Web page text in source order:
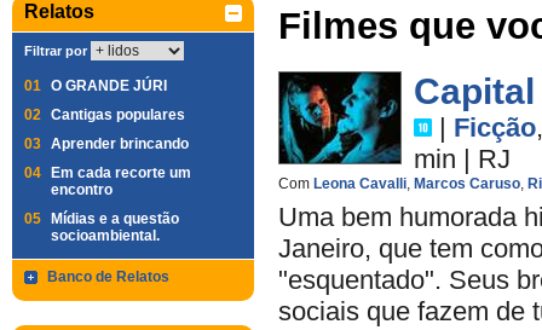
Relatos
Filtrar por
01 O GRANDE JÚRI
02 Cantigas populares
03 Aprender brincando
04
Em cada recorte um
encontro
05
Mídias e a questão
socioambiental.
Banco de Relatos
Filmes que
| Ficção
min | RJ
Com Leona Cavalli, Marcos Caruso,
Uma bem humorada
Janeiro, que tem
"esquentado". Seus
sociais que fazem de